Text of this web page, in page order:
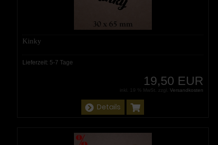
Kinky
Lieferzeit: 5-7 Tage
19,50 EUR
inkl. 19 % MwSt. zzgl. Versandkosten
Details